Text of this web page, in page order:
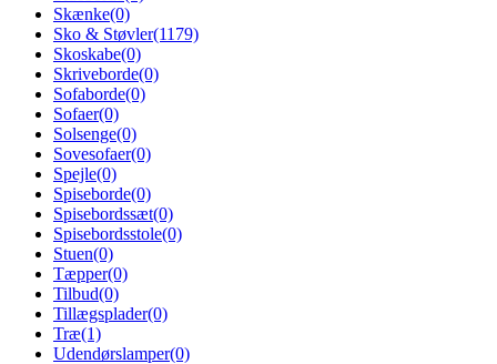
Skænke(0)
Sko & Støvler(1179)
Skoskabe(0)
Skriveborde(0)
Sofaborde(0)
Sofaer(0)
Solsenge(0)
Sovesofaer(0)
Spejle(0)
Spiseborde(0)
Spisebordssæt(0)
Spisebordsstole(0)
Stuen(0)
Tæpper(0)
Tilbud(0)
Tillægsplader(0)
Træ(1)
Udendørslamper(0)